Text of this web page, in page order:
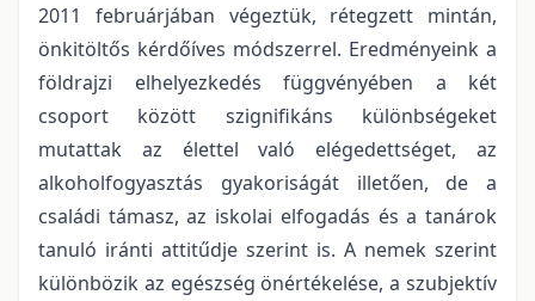
2011 februárjában végeztük, rétegzett mintán,
önkitöltős kérdőíves módszerrel. Eredményeink a
földrajzi elhelyezkedés függvényében a két
csoport között szignifikáns különbségeket
mutattak az élettel való elégedettséget, az
alkoholfogyasztás gyakoriságát illetően, de a
családi támasz, az iskolai elfogadás és a tanárok
tanuló iránti attitűdje szerint is. A nemek szerint
különbözik az egészség önértékelése, a szubjektív